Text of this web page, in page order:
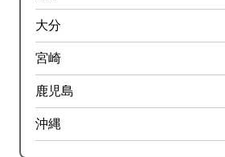
大分
宮崎
鹿児島
沖縄